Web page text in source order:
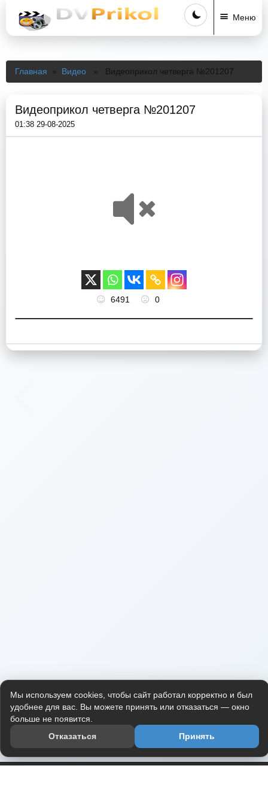
Меню
Главная » Видео » Видеоприкол четверга №201207
Видеоприкол четверга №201207
01:38 29-08-2025
6491 0
Мы используем cookies, чтобы сайт работал корректно и был
удобнее для вас. Вы можете принять или отказаться — окно
больше не появится.
Отказаться
Принять